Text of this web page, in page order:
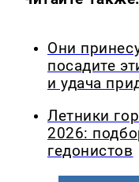
Они
посадите
и удача
Летники
2026:
гедонистов